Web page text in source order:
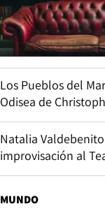
Los Pueblos del
Odisea de
Natalia
improvisación al
MUNDO